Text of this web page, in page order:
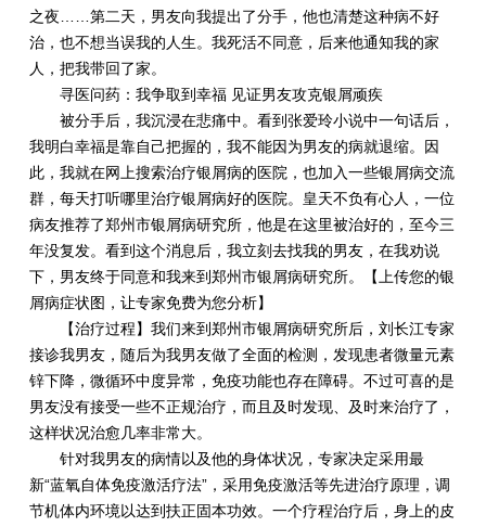
之夜……第二天，男友向我提出了分手，他也清楚这种病不好
治，也不想当误我的人生。我死活不同意，后来他通知我的家
人，把我带回了家。
寻医问药：我争取到幸福 见证男友攻克银屑顽疾
被分手后，我沉浸在悲痛中。看到张爱玲小说中一句话后，
我明白幸福是靠自己把握的，我不能因为男友的病就退缩。因
此，我就在网上搜索治疗银屑病的医院，也加入一些银屑病交流
群，每天打听哪里治疗银屑病好的医院。皇天不负有心人，一位
病友推荐了郑州市银屑病研究所，他是在这里被治好的，至今三
年没复发。看到这个消息后，我立刻去找我的男友，在我劝说
下，男友终于同意和我来到郑州市银屑病研究所。【上传您的银
屑病症状图，让专家免费为您分析】
【治疗过程】我们来到郑州市银屑病研究所后，刘长江专家
接诊我男友，随后为我男友做了全面的检测，发现患者微量元素
锌下降，微循环中度异常，免疫功能也存在障碍。不过可喜的是
男友没有接受一些不正规治疗，而且及时发现、及时来治疗了，
这样状况治愈几率非常大。
针对我男友的病情以及他的身体状况，专家决定采用最
新“蓝氧自体免疫激活疗法”，采用免疫激活等先进治疗原理，调
节机体内环境以达到扶正固本功效。一个疗程治疗后，身上的皮